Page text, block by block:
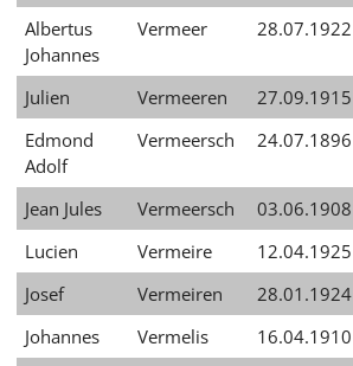
Albertus
Johannes
Vermeer 28.07.1922
Julien Vermeeren 27.09.1915
Edmond
Adolf
Vermeersch 24.07.1896
Jean Jules Vermeersch 03.06.1908
Lucien
Vermeire 12.04.1925
Josef
Vermeiren 28.01.1924
Johannes
Vermelis 16.04.1910